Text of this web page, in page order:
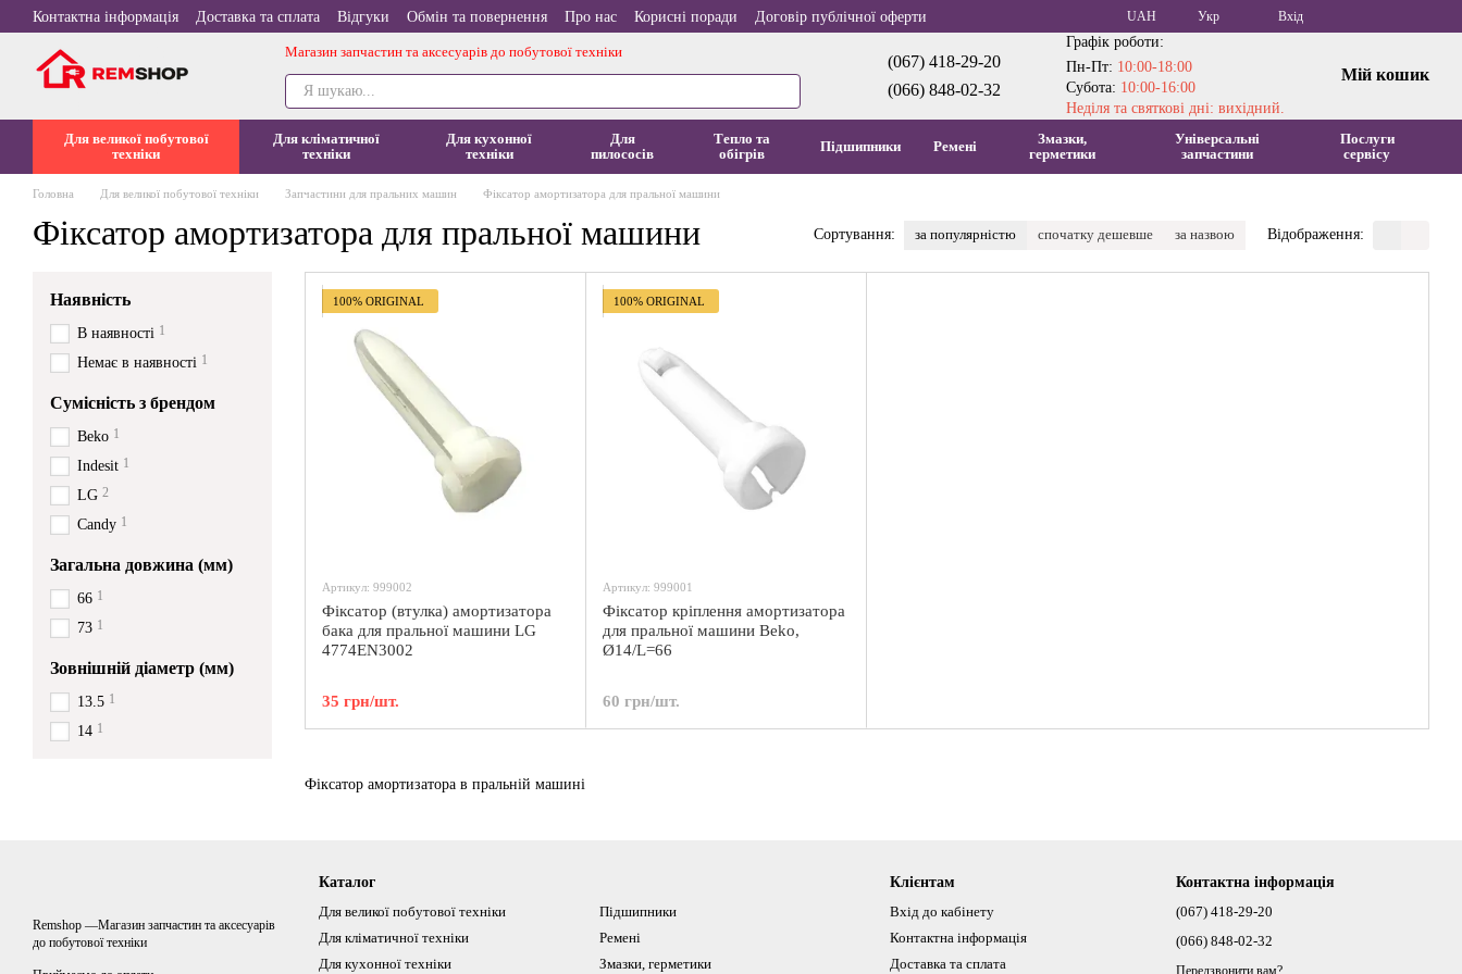
Перейти до основного контенту
Контактна інформація Доставка та сплата Відгуки Обмін та повернення Про нас Корисні поради Договір публічної оферти UAH Укр Вхід
Магазин запчастин та аксесуарів до побутової техніки
(067) 418-29-20
(066) 848-02-32
Графік роботи:
Пн-Пт: 10:00-18:00
Субота: 10:00-16:00
Неділя та святкові дні: вихідний.
Мій кошик
Для великої побутової
техніки
Для кліматичної
техніки
Для кухонної
техніки
Для
пилососів
Тепло та
обігрів
Підшипники Ремені
Змазки,
герметики
Універсальні
запчастини
Послуги
сервісу
Головна Для великої побутової техніки Запчастини для пральних машин Фіксатор амортизатора для пральної машини
Фіксатор амортизатора для пральної машини Сортування: за популярністю спочатку дешевше за назвою Відображення:
Фіксатор амортизатора в пральній машині
100% ORIGINAL
Артикул: 999002
Фіксатор (втулка) амортизатора
бака для пральної машини LG
4774EN3002
35 грн/шт.
100% ORIGINAL
Артикул: 999001
Фіксатор кріплення амортизатора
для пральної машини Beko,
Ø14/L=66
60 грн/шт.
Наявність
В наявності 1
Немає в наявності 1
Сумісність з брендом
Beko 1
Indesit 1
LG 2
Сandy 1
Загальна довжина (мм)
66 1
73 1
Зовнішній діаметр (мм)
13.5 1
14 1
Remshop —Магазин запчастин та аксесуарів
до побутової техніки
Каталог
Для великої побутової техніки
Для кліматичної техніки
Для кухонної техніки
Підшипники
Ремені
Змазки, герметики
Клієнтам
Вхід до кабінету
Контактна інформація
Доставка та сплата
Контактна інформація
(067) 418-29-20
(066) 848-02-32
Передзвонити вам?